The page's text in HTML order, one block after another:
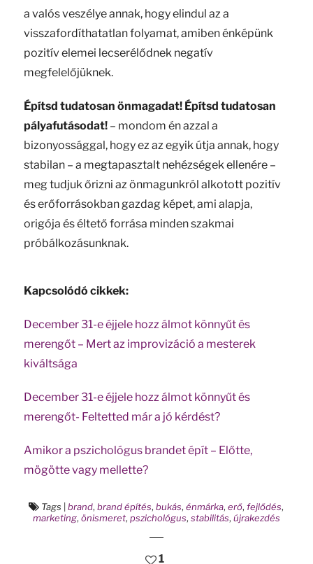
a valós veszélye annak, hogy elindul az a
visszafordíthatatlan folyamat, amiben énképünk
pozitív elemei lecserélődnek negatív
megfelelőjüknek.
Építsd tudatosan önmagadat! Építsd tudatosan
pályafutásodat!– mondom én azzal a
bizonyossággal, hogy ez az egyik útja annak, hogy
stabilan – a megtapasztalt nehézségek ellenére –
meg tudjuk őrizni az önmagunkról alkotott pozitív
és erőforrásokban gazdag képet, ami alapja,
origója és éltető forrása minden szakmai
próbálkozásunknak.
Kapcsolódó cikkek:
December 31-e éjjele hozz álmot könnyűt és
merengőt – Mert az improvizáció a mesterek
kiváltsága
December 31-e éjjele hozz álmot könnyűt és
merengőt- Feltetted már a jó kérdést?
Amikor a pszichológus brandet épít – Előtte,
mögötte vagy mellette?
Tags |brand,brand építés,bukás,énmárka,erő,fejlődés,
marketing, önismeret, pszichológus, stabilitás, újrakezdés
1